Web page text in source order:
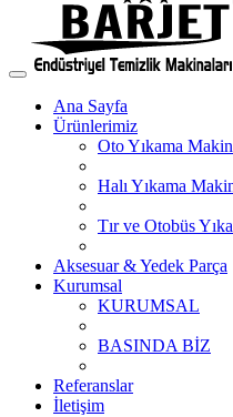
Ana Sayfa
Ürünlerimiz
Oto Yıkama
Halı Yıkama
Tır ve Otobüs
Aksesuar & Yedek Parça
Kurumsal
KURUMSAL
BASINDA BİZ
Referanslar
İletişim